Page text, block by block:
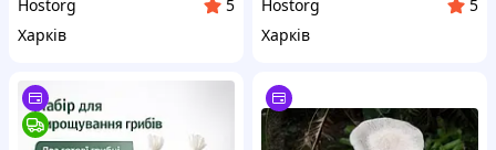
Hostorg
5
Харків
Hostorg
5
Харків